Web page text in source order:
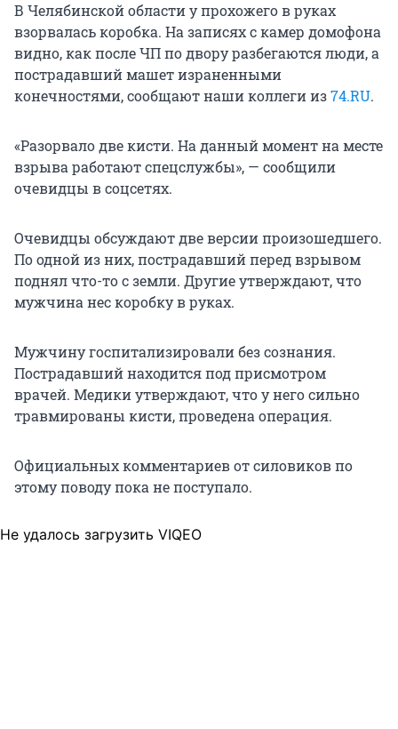
В Челябинской области у прохожего в руках
взорвалась коробка. На записях с камер домофона
видно, как после ЧП по двору разбегаются люди, а
пострадавший машет израненными
конечностями, сообщают наши коллеги из74.RU.
«Разорвало две кисти. На данный момент на месте
взрыва работают спецслужбы», — сообщили
очевидцы в соцсетях.
Очевидцы обсуждают две версии произошедшего.
По одной из них, пострадавший перед взрывом
поднял что-то с земли. Другие утверждают, что
мужчина нес коробку в руках.
Мужчину госпитализировали без сознания.
Пострадавший находится под присмотром
врачей. Медики утверждают, что у него сильно
травмированы кисти, проведена операция.
Официальных комментариев от силовиков по
этому поводу пока не поступало.
Не удалось загрузить VIQEO